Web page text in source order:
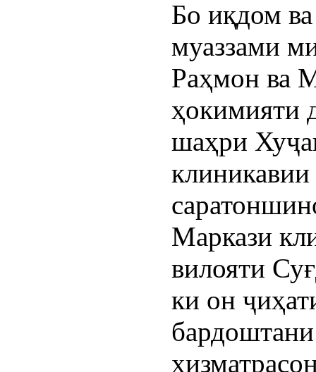
Бо иқдом
муаззами
Раҳмон ва
ҳокимияти
шаҳри
Маркази
вилояти
ки он